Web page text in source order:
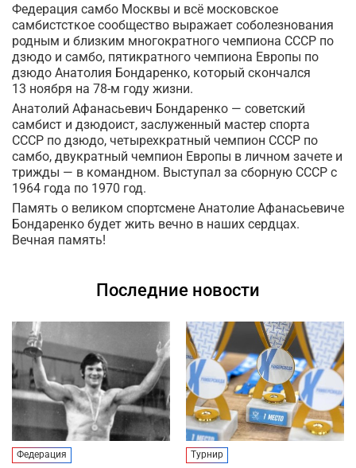
Федерация самбо Москвы и всё московское
самбистсткое сообщество выражает соболезнования
родным и близким многократного чемпиона СССР по
дзюдо и самбо, пятикратного чемпиона Европы по
дзюдо Анатолия Бондаренко, который скончался
13 ноября на 78-м году жизни.
Анатолий Афанасьевич Бондаренко — советский
самбист и дзюдоист, заслуженный мастер спорта
СССР по дзюдо, четырехкратный чемпион СССР по
самбо, двукратный чемпион Европы в личном зачете и
трижды — в командном. Выступал за сборную СССР с
1964 года по 1970 год.
Память о великом спортсмене Анатолие Афанасьевиче
Бондаренко будет жить вечно в наших сердцах.
Вечная память!
Последние новости
Федерация Турнир